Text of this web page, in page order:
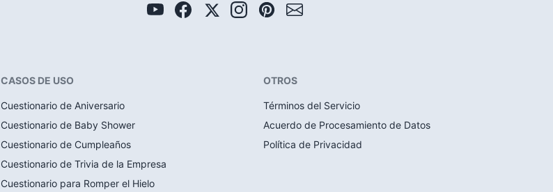
CASOS DE USO
Cuestionario de Aniversario
Cuestionario de Baby Shower
Cuestionario de Cumpleaños
Cuestionario de Trivia de la Empresa
Cuestionario para Romper el Hielo
OTROS
Términos del Servicio
Acuerdo de Procesamiento de Datos
Política de Privacidad